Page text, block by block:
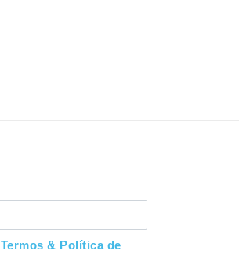
Termos & Política de